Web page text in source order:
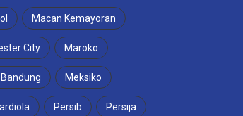
Macan Kemayoran
City Maroko
Meksiko
Persib Persija